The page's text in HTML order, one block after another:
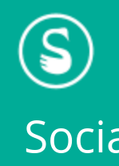
Inhalt
springen